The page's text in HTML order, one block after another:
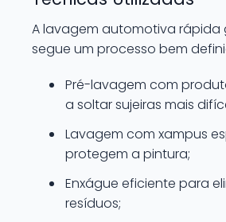
A lavagem automotiva rápida
segue um processo bem
Pré-lavagem com
a soltar sujeiras mais
Lavagem com xampus
protegem a pintura;
Enxágue eficiente para
resíduos;